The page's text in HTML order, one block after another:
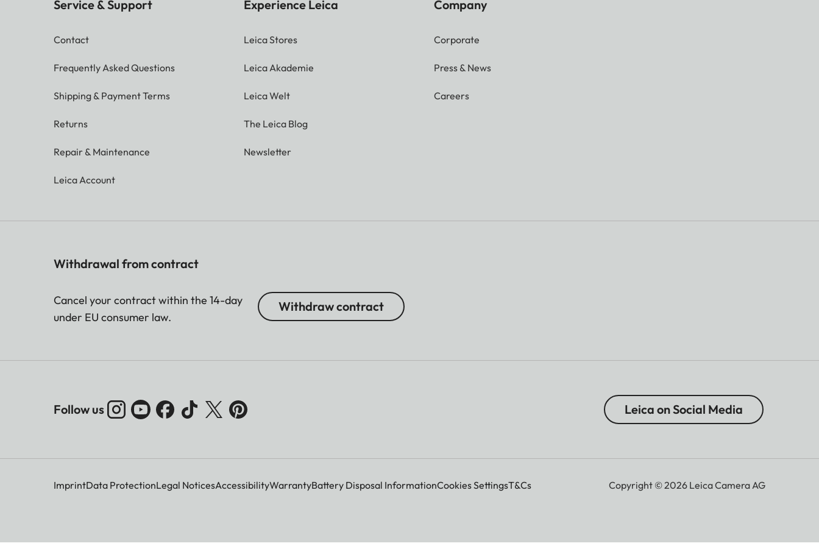
Service & Support
Contact
Frequently Asked Questions
Shipping & Payment Terms
Returns
Repair & Maintenance
Leica Account
Experience Leica
Leica Stores
Leica Akademie
Leica Welt
The Leica Blog
Newsletter
Company
Corporate
Press & News
Careers
Withdrawal from contract
Cancel your contract within the 14-day
under EU consumer law.
Withdraw contract
Follow us Leica on Social Media
ImprintData ProtectionLegal NoticesAccessibilityWarrantyBattery Disposal InformationCookies SettingsT&Cs Copyright © 2026 Leica Camera AG